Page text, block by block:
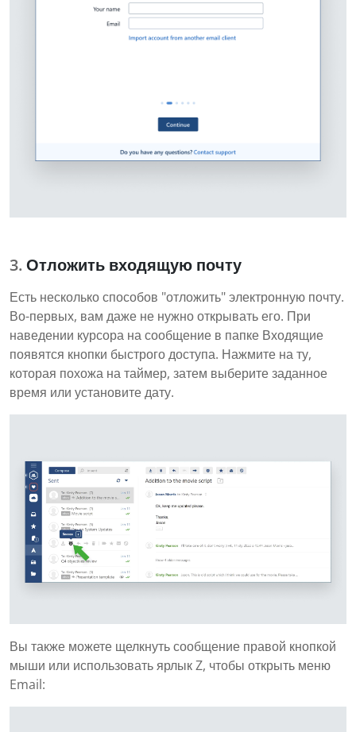
Отложить входящую почту
Есть несколько способов "отложить" электронную почту.
Во-первых, вам даже не нужно открывать его. При
наведении курсора на сообщение в папке Входящие
появятся кнопки быстрого доступа. Нажмите на ту,
которая похожа на таймер, затем выберите заданное
время или установите дату.
Вы также можете щелкнуть сообщение правой кнопкой
мыши или использовать ярлык Z, чтобы открыть меню
Email: